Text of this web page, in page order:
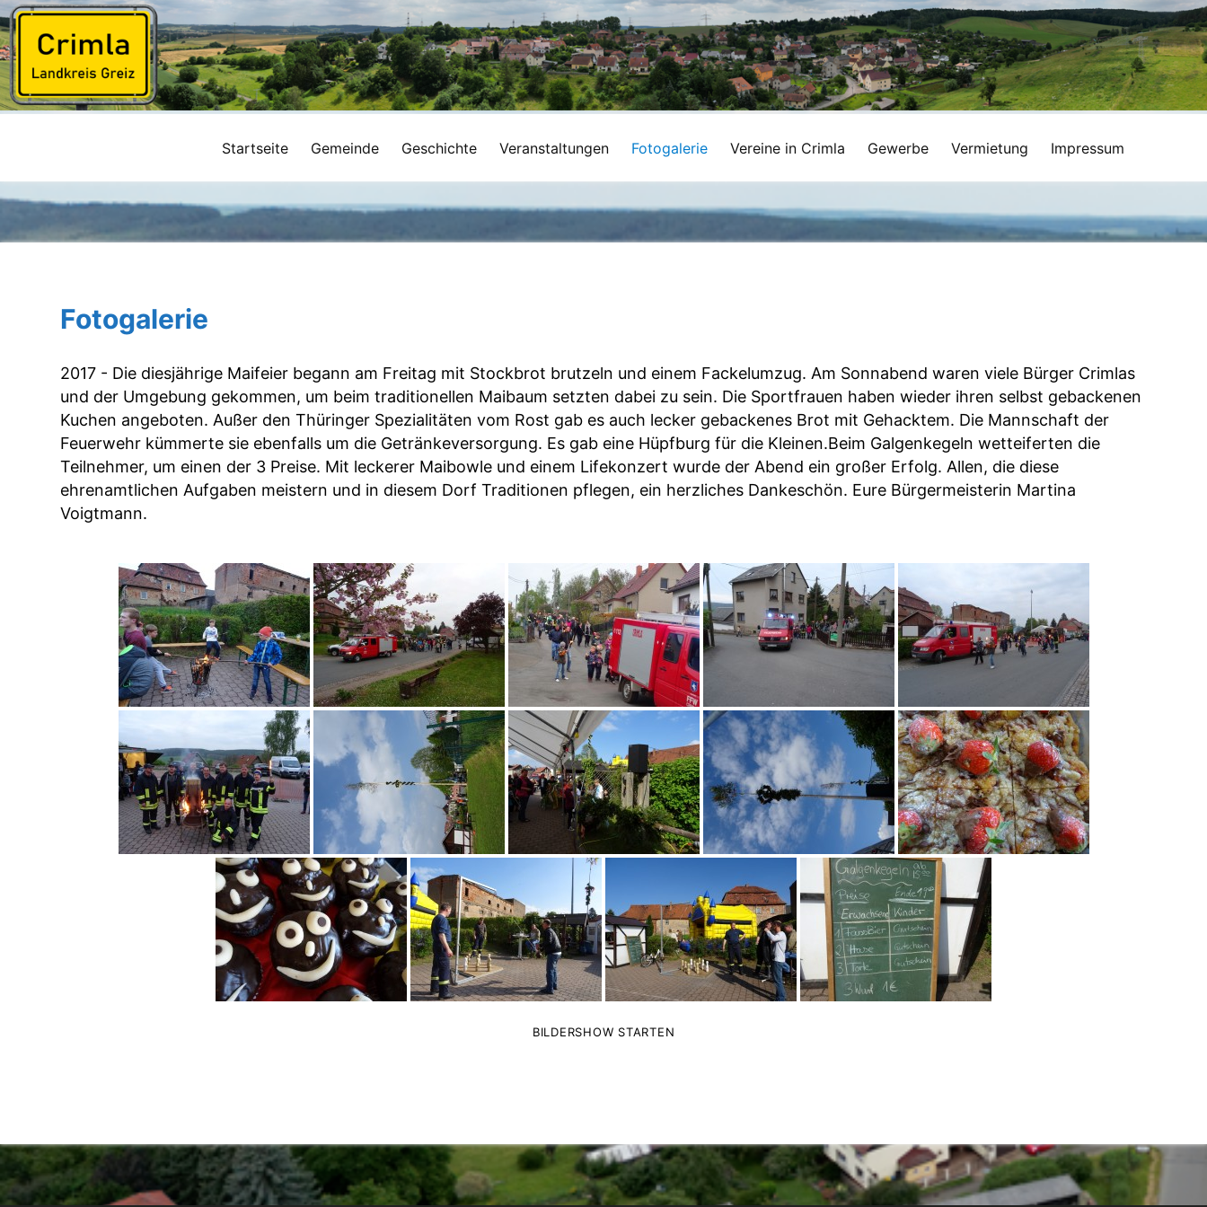
Startseite Gemeinde Geschichte Veranstaltungen Fotogalerie Vereine in Crimla Gewerbe Vermietung Impressum
Fotogalerie
2017 - Die diesjährige Maifeier begann am Freitag mit Stockbrot brutzeln und einem Fackelumzug. Am Sonnabend waren viele Bürger Crimlas
und der Umgebung gekommen, um beim traditionellen Maibaum setzten dabei zu sein. Die Sportfrauen haben wieder ihren selbst gebackenen
Kuchen angeboten. Außer den Thüringer Spezialitäten vom Rost gab es auch lecker gebackenes Brot mit Gehacktem. Die Mannschaft der
Feuerwehr kümmerte sie ebenfalls um die Getränkeversorgung. Es gab eine Hüpfburg für die Kleinen.Beim Galgenkegeln wetteiferten die
Teilnehmer, um einen der 3 Preise. Mit leckerer Maibowle und einem Lifekonzert wurde der Abend ein großer Erfolg. Allen, die diese
ehrenamtlichen Aufgaben meistern und in diesem Dorf Traditionen pflegen, ein herzliches Dankeschön. Eure Bürgermeisterin Martina
Voigtmann.
BILDERSHOW STARTEN